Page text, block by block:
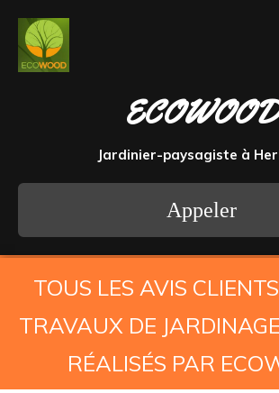
ECOWOOD
Jardinier-paysagiste à
Appeler
TOUS LES AVIS
TRAVAUX DE
RÉALISÉS PAR